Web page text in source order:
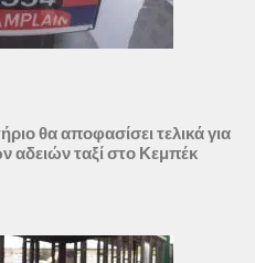
θα αποφασίσει τελικά για
αδειών ταξί στο Κεμπέκ